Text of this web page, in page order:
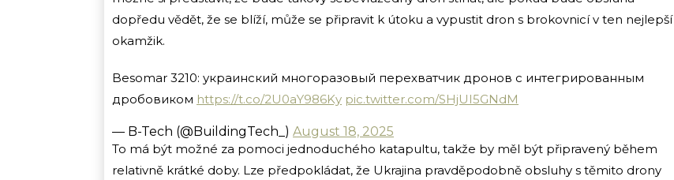
dopředu vědět, že se blíží, může se připravit k útoku a vypustit dron s brokovnicí v ten nejlepší
okamžik.
Besomar 3210: украинский многоразовый перехватчик дронов с интегрированным
дробовиком https://t.co/2U0aY986Ky pic.twitter.com/SHjUI5GNdM
— B-Tech (@BuildingTech_) August 18, 2025
To má být možné za pomoci jednoduchého katapultu, takže by měl být připravený během
relativně krátké doby. Lze předpokládat, že Ukrajina pravděpodobně obsluhy s těmito drony